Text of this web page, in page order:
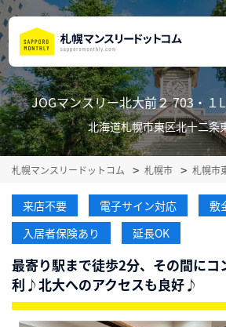
JOGマンスリー北大前２ 703・１
北海道札幌市東区北十二条
札幌マンスリードットコム 札幌市 札幌市
来店不要 電子サイン対応
敷
入居者保険あり
延長OK
最寄り駅まで徒歩2分、その間にコ
利♪北大へのアクセスも良好♪